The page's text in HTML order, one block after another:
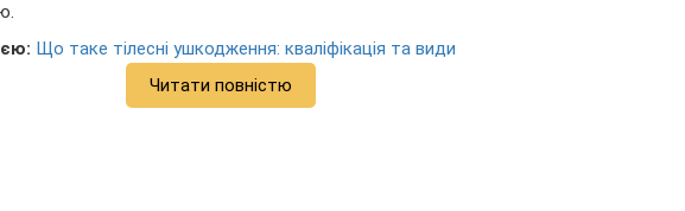
Що таке тілесні ушкодження: кваліфікація та види
Читати повністю